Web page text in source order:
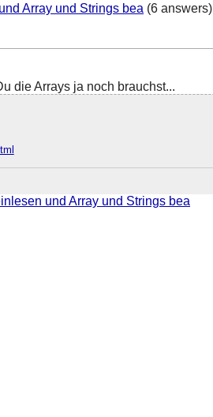
Array und Strings bea (6 answers)
die Arrays ja noch brauchst...
und Array und Strings bea